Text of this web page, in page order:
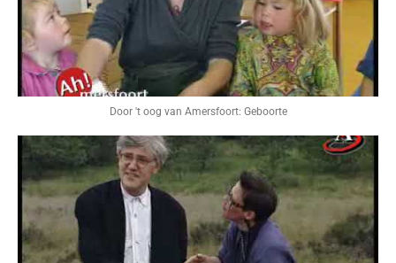
Door 't oog van Amersfoort: Geboorte